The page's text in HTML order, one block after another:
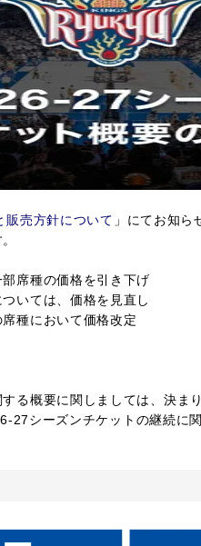
売方針について 」にてお知
席種の価格を引き下げ
いては、価格を見直し
種において価格改定
る概要に関しましては、決ま
シーズンチケットの継続に